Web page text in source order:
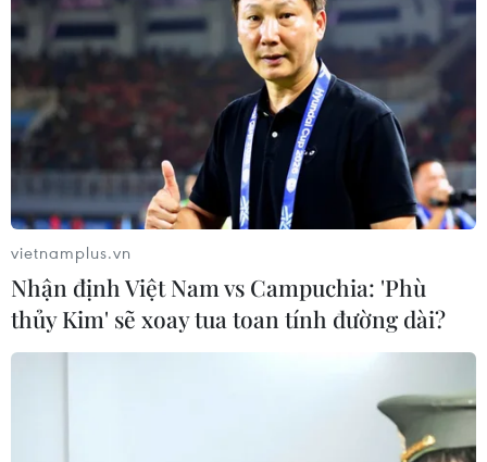
vietnamplus.vn
Nhận định Việt Nam vs Campuchia: 'Phù
thủy Kim' sẽ xoay tua toan tính đường dài?